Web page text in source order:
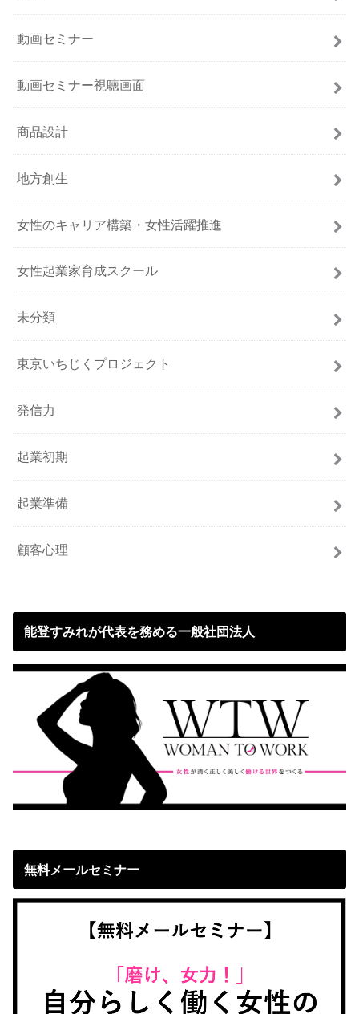
動画セミナー
動画セミナー視聴画面
商品設計
地方創生
女性のキャリア構築・女性活躍推進
女性起業家育成スクール
未分類
東京いちじくプロジェクト
発信力
起業初期
起業準備
顧客心理
能登すみれが代表を務める一般社団法人
無料メールセミナー